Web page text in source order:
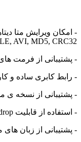
AVI, MD5, CRC32
- پشتیبانی از فرمت
- رابط کابری ساده و
- پشتیبانی از نسخه ی
- استفاده از قابلیت drag and drop
- پشتیبانی از زبان